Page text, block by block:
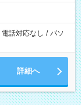
電話対応なし / パソ
詳細へ